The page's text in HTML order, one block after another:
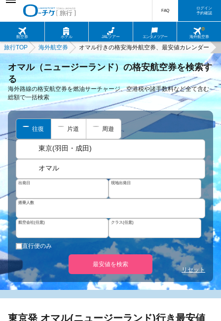
航空券 ホテル JALツアー エンタメツアー 海外航空券
FAQ
ログイン
予約確認
旅行TOP 海外航空券 オマル行きの格安海外航空券、最安値カレンダー
オマル（ニュージーランド）の格安航空券を検索す
る
海外路線の格安航空券を燃油サーチャージ、空港税や諸手数料など全て含む
総額で一括検索
往復 片道 周遊
東京(羽田・成田)
オマル
出発日 現地出発日
搭乗人数
航空会社(任意) クラス(任意)
直行便のみ
最安値を検索
リセット
東京発 オマル(ニュージーランド)行き最安値